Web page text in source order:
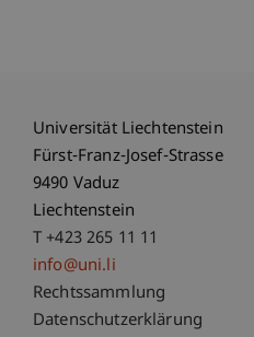
Universität Liechtenstein
Fürst-Franz-Josef-Strasse
9490 Vaduz
Liechtenstein
T +423 265 11 11
info@uni.li
Fußzeile
Rechtssammlung
Datenschutzerklärung